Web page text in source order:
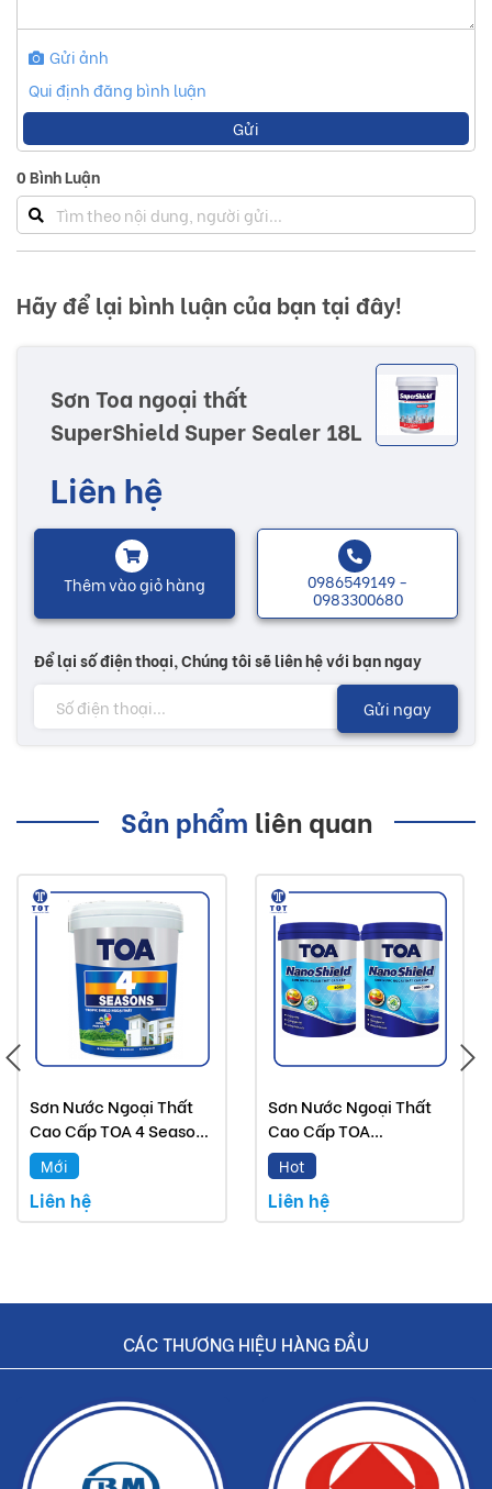
loãng
10 - 15 %
rửa sạch
bằng nước
sạch sau khi
Sơ lược về sản phẩm Sơn Toa Super Shield -
- Sản xuất từ nhựa Styrene Acrylic, không chứa
chì và thủy ngân trong công thức.
- Độ bám dính cao, kháng nước và chống loang
muối hiệu quả.
- Chuyên dùng cho những bề mặt mới nơi dễ bị kiềm
Mục đích sử dụng
- Sơn lót ngoại thất siêu cao cấp SuperShield
trên các bề mặt mới và cũ như bê tông, xi măng,
gạch ngói, v.v…
Lưu ý:
Hình ảnh bảng màu quý khách đang xem có thể khác 2/10 so
với thực tế do công nghệ chụp hình và ánh sáng.
Đơn giá trên chưa bao gồm Vận chuyển và Khuyến mãi
Buildshop cam kết:
Sơn lót Toa ngoại thất SuperShield Super Sealer 18L mà
Buildshop bán là sản phẩm chính hãng .
Hoàn tiền nếu phát hiện hàng giả, hàng nhái
Dịch vụ nhanh chóng, tiết kiệm thời gian và tiền bạc cho khách
Gửi ảnh
Qui định đăng bình luận
Gửi
0Bình Luận
Hãy để lại bình luận của bạn tại đây!
Sơn Toa ngoại thất
SuperShield Super Sealer 18L
Liên hệ
Thêm vào giỏ hàng 0986549149 -
0983300680
Để lại số điện thoại, Chúng tôi sẽ liên hệ với bạn ngay
Gửi ngay
Sản phẩm liên quan
Sơn Nước Ngoại Thất
Cao Cấp TOA 4 Seasons
Tropic Shield
Mới
Liên hệ
Sơn Nước Ngoại Thất
Cao Cấp TOA
NanoShield Bóng Và
Bóng Mờ
Hot
Liên hệ
CÁC THƯƠNG HIỆU HÀNG ĐẦU